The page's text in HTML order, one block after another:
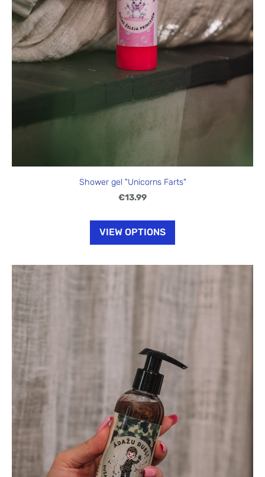
Shower gel "Unicorns Farts"
€13.99
VIEW OPTIONS